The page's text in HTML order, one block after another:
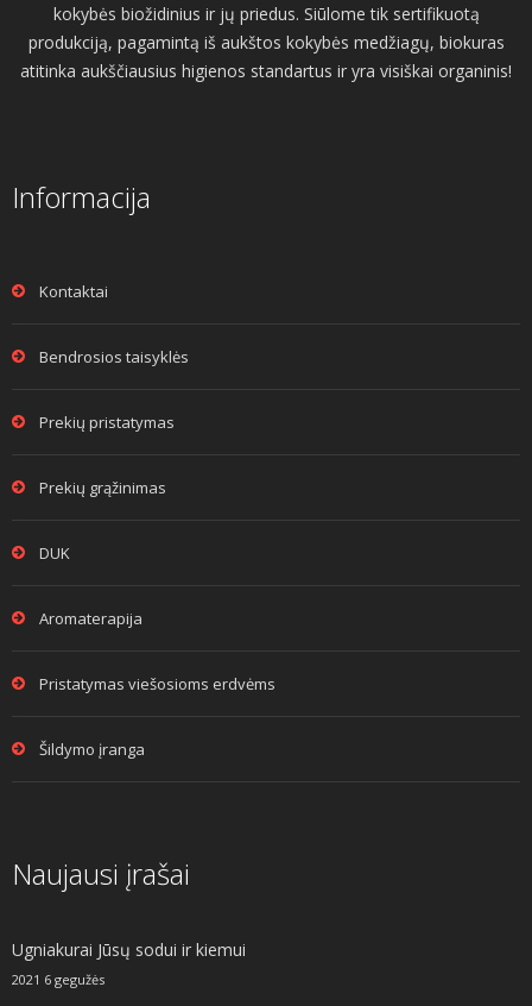
kokybės biožidinius ir jų priedus. Siūlome tik sertifikuotą
produkciją, pagamintą iš aukštos kokybės medžiagų, biokuras
atitinka aukščiausius higienos standartus ir yra visiškai organinis!
Informacija
Kontaktai
Bendrosios taisyklės
Prekių pristatymas
Prekių grąžinimas
DUK
Aromaterapija
Pristatymas viešosioms erdvėms
Šildymo įranga
Naujausi įrašai
Ugniakurai Jūsų sodui ir kiemui
2021 6 gegužės